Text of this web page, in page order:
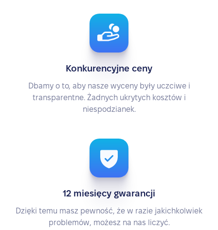
Konkurencyjne ceny
Dbamy o to, aby nasze wyceny były uczciwe i
transparentne. Żadnych ukrytych kosztów i
niespodzianek.
12 miesięcy gwarancji
Dzięki temu masz pewność, że w razie jakichkolwiek
problemów, możesz na nas liczyć.